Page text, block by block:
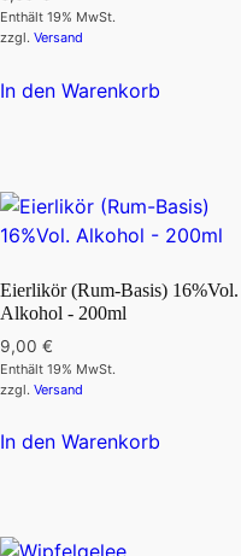
Enthält 19% MwSt.
zzgl. Versand
In den Warenkorb
Eierlikör (Rum-Basis) 16%Vol.
Alkohol - 200ml
9,00 €
Enthält 19% MwSt.
zzgl. Versand
In den Warenkorb